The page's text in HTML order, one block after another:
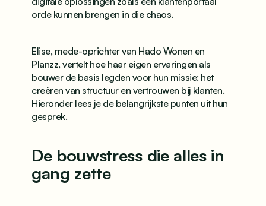
orde kunnen brengen in die chaos.
Elise, mede-oprichter van Hado Wonen en
Planzz, vertelt hoe haar eigen ervaringen als
bouwer de basis legden voor hun missie: het
creëren van structuur en vertrouwen bij klanten.
Hieronder lees je de belangrijkste punten uit hun
gesprek.
De bouwstress die alles in
gang zette